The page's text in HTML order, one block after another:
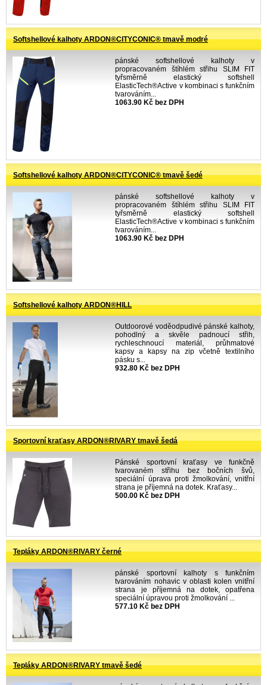
Softshellové kalhoty ARDON®CITYCONIC® tmavě modré
pánské softshellové kalhoty v
propracovaném štíhlém střihu SLIM FIT
tyřsměrně elastický softshell
ElasticTech®Active v kombinaci s funkčním
tvarováním...
1063.90 Kč bez DPH
Softshellové kalhoty ARDON®CITYCONIC® tmavě šedé
pánské softshellové kalhoty v
propracovaném štíhlém střihu SLIM FIT
tyřsměrně elastický softshell
ElasticTech®Active v kombinaci s funkčním
tvarováním...
1063.90 Kč bez DPH
Softshellové kalhoty ARDON®HILL
Outdoorové voděodpudivé pánské kalhoty,
pohodlný a skvěle padnoucí střih,
rychleschnoucí materiál, průhmatové
kapsy a kapsy na zip včetně textilního
pásku s...
932.80 Kč bez DPH
Sportovní kraťasy ARDON®RIVARY tmavě šedá
Pánské sportovní kraťasy ve funkčně
tvarovaném střihu bez bočních švů,
speciální úprava proti žmolkování, vnitřní
strana je příjemná na dotek. Kraťasy...
500.00 Kč bez DPH
Tepláky ARDON®RIVARY černé
pánské sportovní kalhoty s funkčním
tvarováním nohavic v oblasti kolen vnitřní
strana je příjemná na dotek, opatřena
speciální úpravou proti žmolkování ...
577.10 Kč bez DPH
Tepláky ARDON®RIVARY tmavě šedé